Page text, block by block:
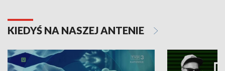
KIEDYŚ NA NASZEJ ANTENIE